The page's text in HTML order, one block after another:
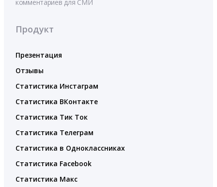
комментариев для СМИ
Продукт
Презентация
Отзывы
Статистика Инстаграм
Статистика ВКонтакте
Статистика Тик Ток
Статистика Телеграм
Статистика в Одноклассниках
Статистика Facebook
Статистика Макс